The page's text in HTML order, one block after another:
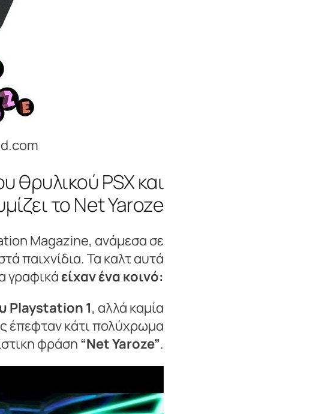
θρυλικού PSX και
το Net Yaroze
Magazine, ανάμεσα σε
παιχνίδια. Τα καλτ αυτά
γραφικά είχαν ένα κοινό:
Playstation 1, αλλά καμία
έπεφταν κάτι πολύχρωμα
φράση“Net Yaroze”.